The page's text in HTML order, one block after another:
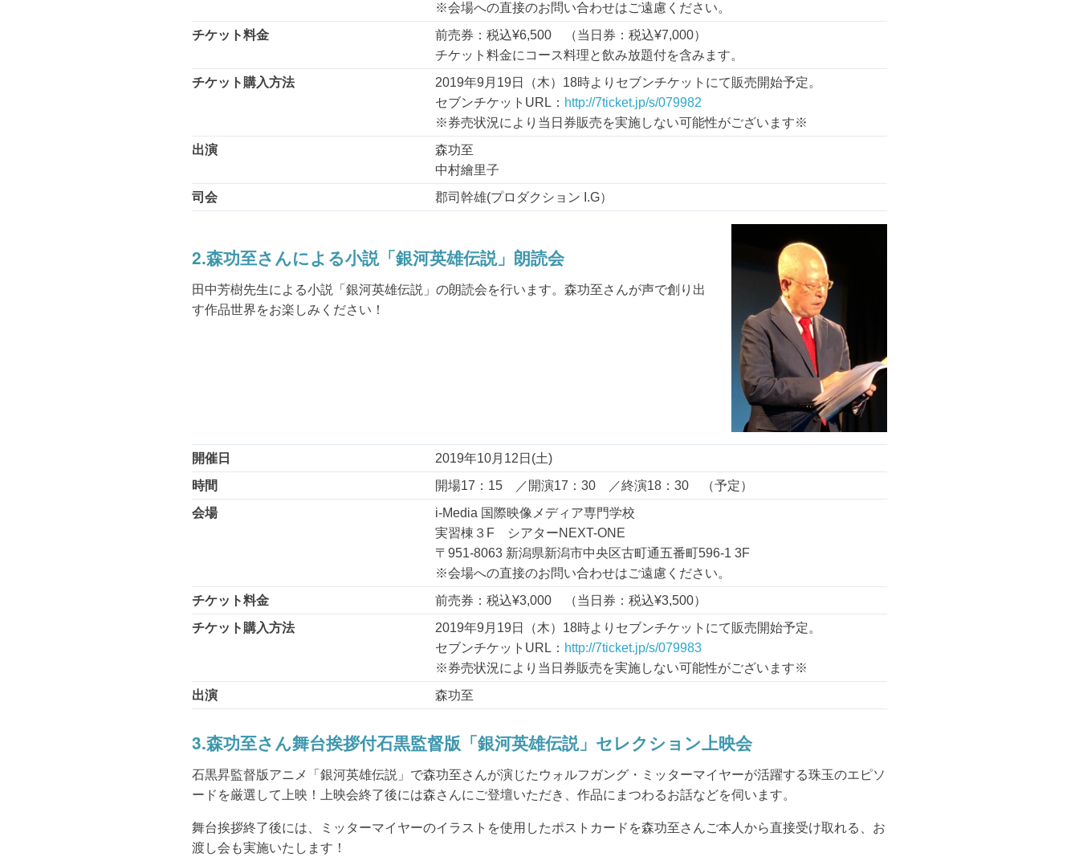
※会場への直接のお問い合わせはご遠慮ください。
チケット料金
前売券：税込¥6,500 （当日券：税込¥7,000）
チケット料金にコース料理と飲み放題付を含みます。
チケット購入方法
2019年9月19日（木）18時よりセブンチケットにて販売開始予定。
セブンチケットURL： http://7ticket.jp/s/079982
※券売状況により当日券販売を実施しない可能性がございます※
出演
森功至
中村繪里子
司会
郡司幹雄(プロダクション I.G）
2.森功至さんによる小説「銀河英雄伝説」朗読会
田中芳樹先生による小説「銀河英雄伝説」の朗読会を行います。森功至さんが声で創り出
す作品世界をお楽しみください！
開催日
2019年10月12日(土)
時間
開場17：15 ／開演17：30 ／終演18：30 （予定）
会場
i-Media 国際映像メディア専門学校
実習棟３F シアターNEXT-ONE
〒951-8063 新潟県新潟市中央区古町通五番町596-1 3F
※会場への直接のお問い合わせはご遠慮ください。
チケット料金
前売券：税込¥3,000 （当日券：税込¥3,500）
チケット購入方法
2019年9月19日（木）18時よりセブンチケットにて販売開始予定。
セブンチケットURL： http://7ticket.jp/s/079983
※券売状況により当日券販売を実施しない可能性がございます※
出演
森功至
3.森功至さん舞台挨拶付石黒監督版「銀河英雄伝説」セレクション上映会
石黒昇監督版アニメ「銀河英雄伝説」で森功至さんが演じたウォルフガング・ミッターマイヤーが活躍する珠玉のエピソ
ードを厳選して上映！上映会終了後には森さんにご登壇いただき、作品にまつわるお話などを伺います。
舞台挨拶終了後には、ミッターマイヤーのイラストを使用したポストカードを森功至さんご本人から直接受け取れる、お
渡し会も実施いたします！